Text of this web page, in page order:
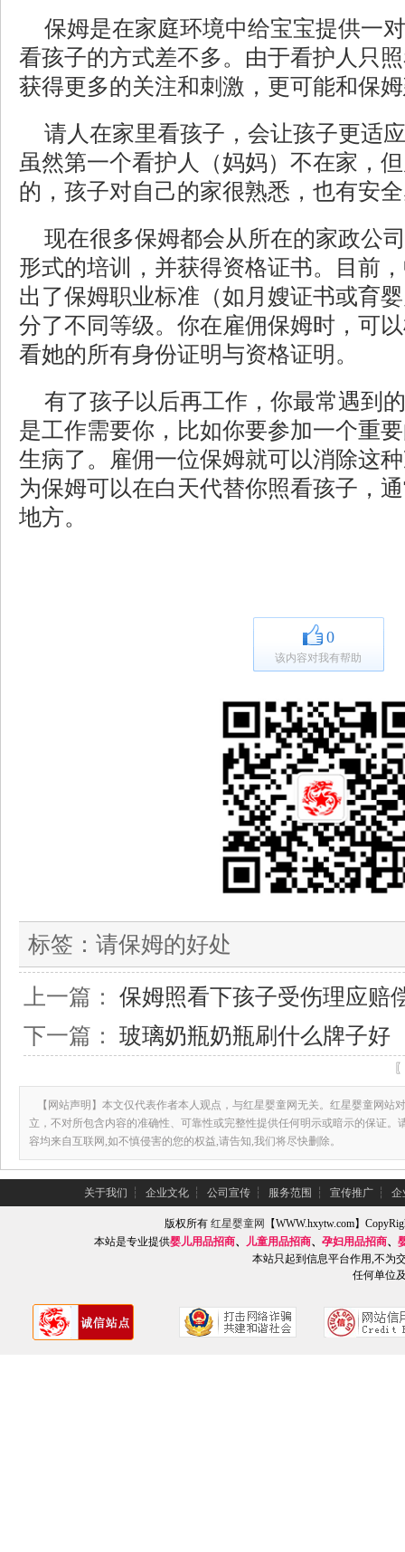
保姆是在家庭环境中给宝宝提供一
看孩子的方式差不多。由于看护人只
获得更多的关注和刺激，更可能和保
请人在家里看孩子，会让孩子更适
虽然第一个看护人（妈妈）不在家，
的，孩子对自己的家很熟悉，也有安
现在很多保姆都会从所在的家政公
形式的培训，并获得资格证书。目前
出了保姆职业标准（如月嫂证书或育
分了不同等级。你在雇佣保姆时，可
看她的所有身份证明与资格证明。
有了孩子以后再工作，你最常遇到
是工作需要你，比如你要参加一个重
生病了。雇佣一位保姆就可以消除这
为保姆可以在白天代替你照看孩子，
地方。
0
该内容对我有帮助
标签： 请保姆的好处
上一篇： 保姆照看下孩子受伤理应赔
下一篇： 玻璃奶瓶奶瓶刷什么牌子好
【网站声明】本文仅代表作者本人观点，与红星婴童网无关。红星婴童网站
立，不对所包含内容的准确性、可靠性或完整性提供任何明示或暗示的保证。
容均来自互联网,如不慎侵害的您的权益,请告知,我们将尽快删除。
关于我们 ┆ 企业文化 ┆ 公司宣传 ┆ 服务范围 ┆ 宣传推广 ┆ 企
版权所有红星婴童网
【WWW.hxytw.com】
本站是专业提供婴儿用品招商、 儿童用品招商、 孕妇用品招商、
本站只起到信息平台作用,不为
任何单位